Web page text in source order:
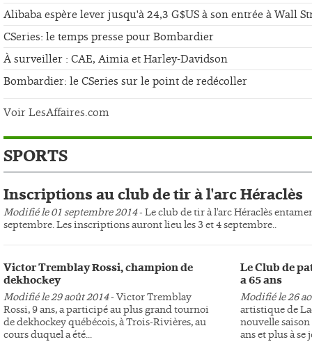
Alibaba espère lever jusqu'à 24,3 G$US à son entrée à Wall
CSeries: le temps presse pour Bombardier
À surveiller : CAE, Aimia et Harley-Davidson
Bombardier: le CSeries sur le point de redécoller
Voir LesAffaires.com
SPORTS
Inscriptions au club de tir à l'arc Héraclès
Modifié le 01 septembre 2014- Le club de tir à l'arc Héraclès
septembre. Les inscriptions auront lieu les 3 et 4 septembre..
Victor Tremblay Rossi, champion de
dekhockey
Modifié le 29 août 2014- Victor Tremblay
Rossi, 9 ans, a participé au plus grand tournoi
de dekhockey québécois, à Trois-Rivières, au
cours duquel a été...
Le Club de
a 65 ans
Modifié le 26
artistique de
nouvelle
ans et plus à se